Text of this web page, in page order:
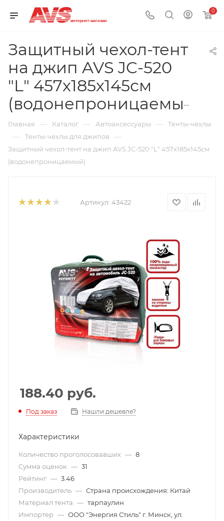
0
Защитный чехол-тент
на джип AVS JC-520
"L" 457х185х145см
(водонепроницаемый)
Главная — Каталог — Автоаксессуары — Тенты-чехлы
— Тенты-чехлы для джипов —
Защитный чехол-тент на джип AVS JC-520 "L" 457х185х145см
(водонепроницаемый)
Артикул: 43422
188.40 руб.
Под заказ Нашли дешевле?
Характеристики
Количество проголосовавших — 8
Сумма оценок — 31
Рейтинг — 3.46
Производитель — Страна происхождения: Китай
Материал тента — тарпаулин
Импортер — ООО "Энергия Стиль" г. Минск, ул.